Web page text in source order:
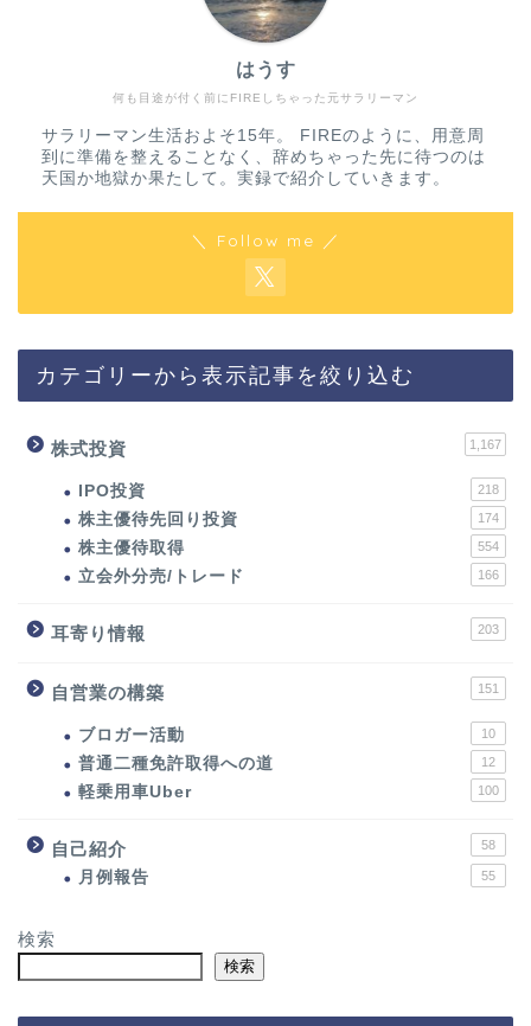
何も目途が付く前にFIREしちゃった元サラリーマン
はうす
サラリーマン生活およそ15年。 FIREのように、用意周
到に準備を整えることなく、辞めちゃった先に待つのは
天国か地獄か果たして。実録で紹介していきます。
＼ Follow me ／
カテゴリーから表示記事を絞り込む
株式投資 1,167
IPO投資 218
株主優待先回り投資 174
株主優待取得 554
立会外分売/トレード 166
耳寄り情報 203
自営業の構築 151
ブロガー活動 10
普通二種免許取得への道 12
軽乗用車Uber 100
自己紹介 58
月例報告 55
検索
検索